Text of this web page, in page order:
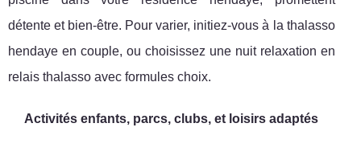
détente et bien-être. Pour varier, initiez-vous à la thalasso
hendaye en couple, ou choisissez une nuit relaxation en
relais thalasso avec formules choix.
Activités enfants, parcs, clubs, et loisirs adaptés